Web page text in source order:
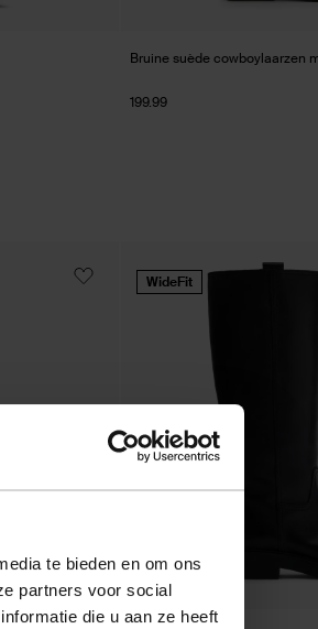
te bieden en om ons
partners voor social
die u aan ze heeft
Bruine suède cowboylaarzen
199.99
WideFit